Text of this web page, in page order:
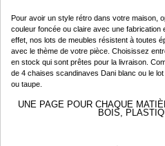
Pour avoir un style rétro dans votre maison,
couleur foncée ou claire avec une fabrication
effet, nos lots de meubles résistent à toutes
avec le thème de votre pièce. Choisissez
en stock qui sont prêtes pour la livraison.
de 4 chaises scandinaves Dani blanc ou le
ou taupe.
UNE PAGE POUR CHAQUE
BOIS,